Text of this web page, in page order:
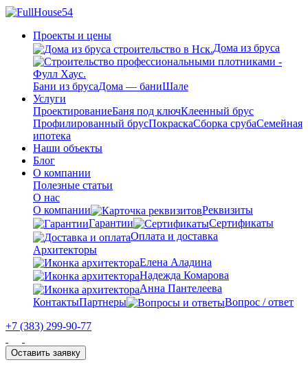
Проекты и цены
Дома из бруса
Бани из брусаДома — баниШале
Услуги
ПроектированиеБаня под ключКлеенный брус
Профилированный брусПокраскаСборка срубаСемейная
ипотека
Наши объекты
Блог
О компании
Полезные статьи
О нас
О компании
Реквизиты
Гарантии
Сертификаты
Оплата и доставка
Архитекторы
Елена Аладина
Надежда Комарова
Анна Пантелеева
КонтактыПартнеры Вопрос / ответ
+7 (383) 299-90-77
Оставить заявку